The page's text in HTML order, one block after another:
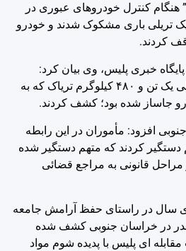
کنترل خودروهای عبوری در
تریلی باری مشکوک شدند و خودرو
کردند.
خبری پلیس، وی بیان کرد:
مأموران در بازرسی از تریلی یک تن و ۴۸۰ کیلوگرم تریاک که به
جاساز شده بود؛ کشف کردند.
افزود: مأموران در این رابطه
دستگیر کردند که متهم دستگیر شده
قانونی به مراجع قضائی
سال در راستای حفظ آرامش جامعه
مواد مخدر در خراسان جنوبی کشف شده
ای پلیس با پدیده شوم مواد